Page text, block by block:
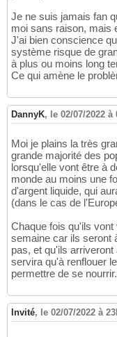
Je ne suis jamais fan
moi sans raison, mais
J'ai bien conscience
système risque de
à plus ou moins long
Ce qui amène le
DannyK, le 02/07/2022 à
Moi je plains la très
grande majorité des
lorsqu'elle vont être à
monde au moins une
d'argent liquide, qui
(dans le cas de
Chaque fois qu'ils
semaine car ils seront
pas, et qu'ils
servira qu'à renflouer
permettre de se nourrir.
Invité, le 02/07/2022 à